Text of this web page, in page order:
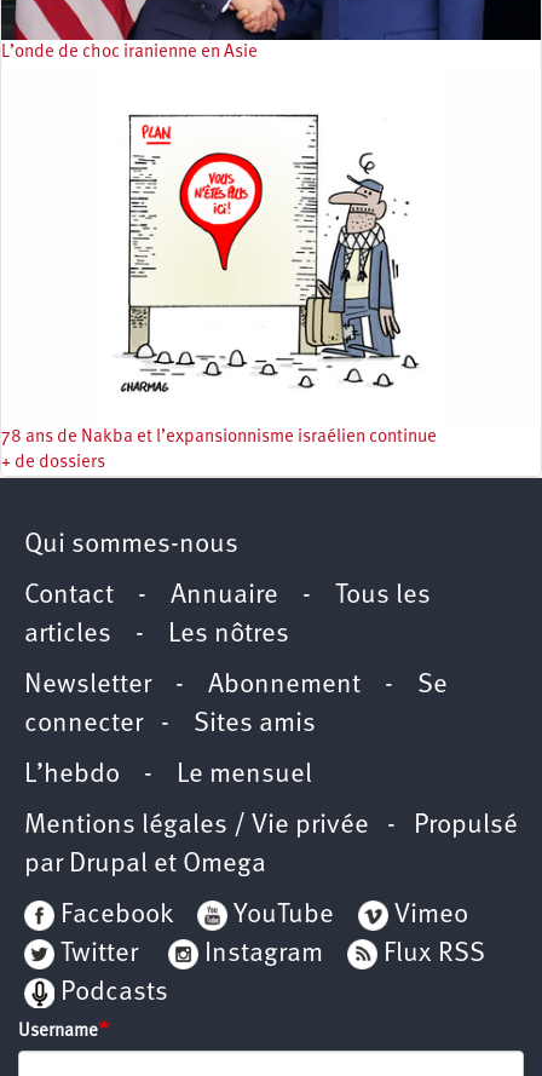
L’onde de choc iranienne en Asie
78 ans de Nakba et l’expansionnisme israélien continue
+ de dossiers
Qui sommes-nous
Contact - Annuaire -
Tous les
articles - Les nôtres
Newsletter- Abonnement - Se
connecter- Sites amis
L’hebdo - Le mensuel
Mentions légales / Vie privée - Propulsé
par Drupal et Omega
Facebook
YouTube
Vimeo
Twitter
Instagram
Flux RSS
Podcasts
Username